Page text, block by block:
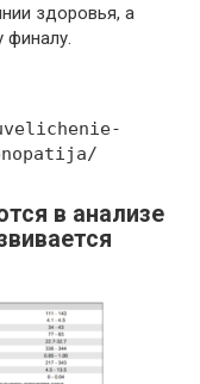
здоровья, а
финалу.
в анализе